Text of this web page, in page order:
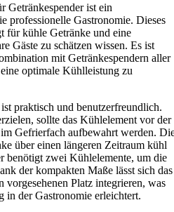
Getränkespender ist ein
professionelle Gastronomie. Dieses
für kühle Getränke und eine
Gäste zu schätzen wissen. Es ist
mit Getränkespendern aller
optimale Kühlleistung zu
praktisch und benutzerfreundlich.
sollte das Kühlelement vor der
Gefrierfach aufbewahrt werden.
über einen längeren Zeitraum kühl
benötigt zwei Kühlelemente, um die
der kompakten Maße lässt sich das
Platz integrieren, was
in der Gastronomie erleichtert.